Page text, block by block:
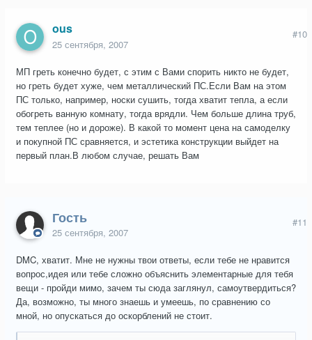
ous
25 сентября, 2007
#10
МП греть конечно будет, с этим с Вами спорить никто не будет,
но греть будет хуже, чем металлический ПС.Если Вам на этом
ПС только, например, носки сушить, тогда хватит тепла, а если
обогреть ванную комнату, тогда врядли. Чем больше длина труб,
тем теплее (но и дороже). В какой то момент цена на самоделку
и покупной ПС сравняется, и эстетика конструкции выйдет на
первый план.В любом случае, решать Вам
Гость
25 сентября, 2007
#11
DMC, хватит. Мне не нужны твои ответы, если тебе не нравится
вопрос,идея или тебе сложно объяснить элементарные для тебя
вещи - пройди мимо, зачем ты сюда заглянул, самоутвердиться?
Да, возможно, ты много знаешь и умеешь, по сравнению со
мной, но опускаться до оскорблений не стоит.